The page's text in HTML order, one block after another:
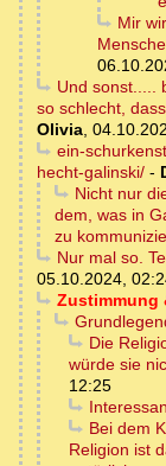
Mir
Und sonst.....
so schlecht,
Olivia,
ein-
hecht-galinski/ -
Nicht nur
dem, was in
zu
Nur mal so.
05.10.2024,
Zustimmung
Die
würde sie
12:25
Bei dem
Religion ist